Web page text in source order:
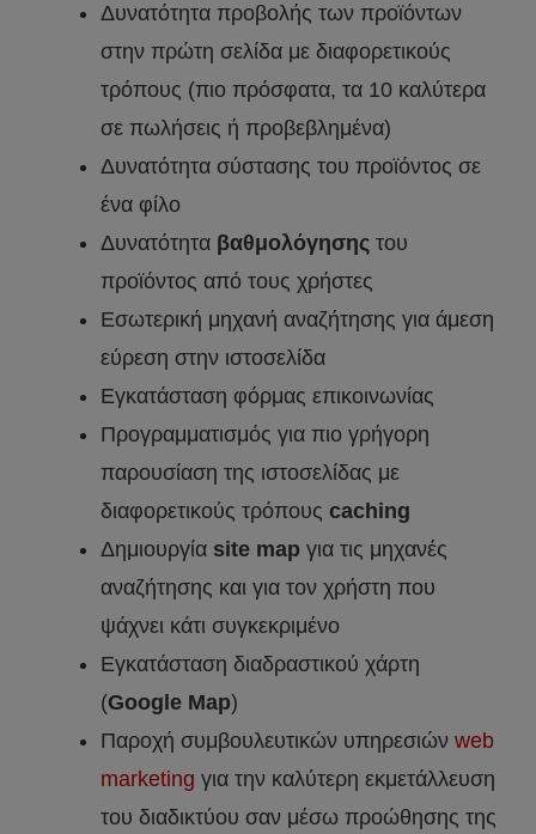
Δυνατότητα προβολής των προϊόντων
στην πρώτη σελίδα με διαφορετικούς
τρόπους (πιο πρόσφατα, τα 10 καλύτερα
σε πωλήσεις ή προβεβλημένα)
Δυνατότητα σύστασης του προϊόντος σε
ένα φίλο
Δυνατότητα βαθμολόγησης του
προϊόντος από τους χρήστες
Εσωτερική μηχανή αναζήτησης για άμεση
εύρεση στην ιστοσελίδα
Εγκατάσταση φόρμας επικοινωνίας
Προγραμματισμός για πιο γρήγορη
παρουσίαση της ιστοσελίδας με
διαφορετικούς τρόπους caching
Δημιουργία site map για τις μηχανές
αναζήτησης και για τον χρήστη που
ψάχνει κάτι συγκεκριμένο
Εγκατάσταση διαδραστικού χάρτη
(Google Μap)
Παροχή συμβουλευτικών υπηρεσιών web
marketing για την καλύτερη εκμετάλλευση
του διαδικτύου σαν μέσω προώθησης της